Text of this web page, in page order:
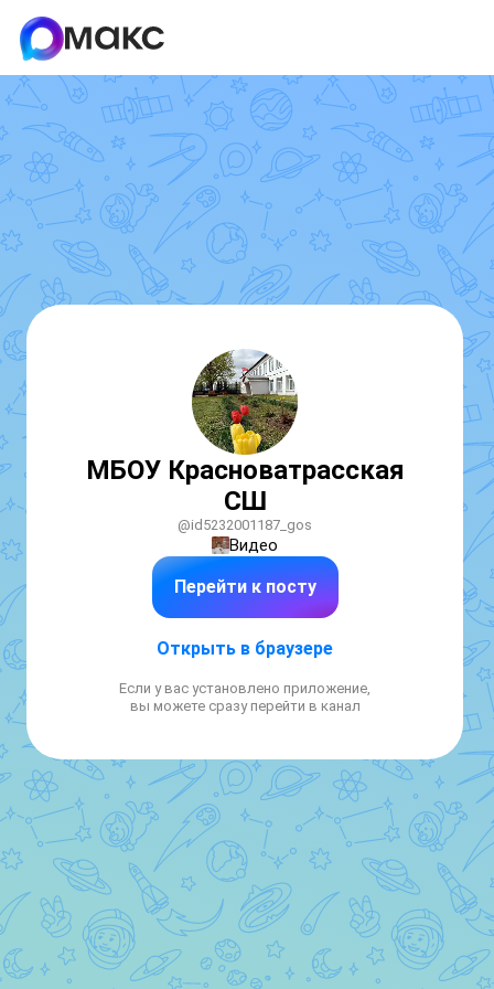
МБОУ Красноватрасская
СШ
@id5232001187_gos
Видео
Перейти к посту
Открыть в браузере
Если у вас установлено приложение,
вы можете сразу перейти в канал